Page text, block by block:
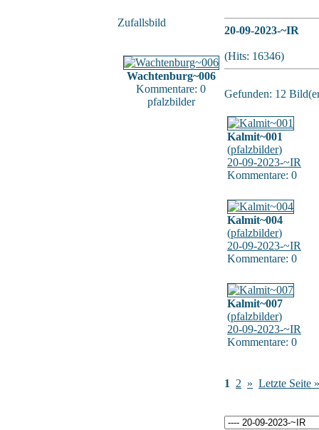
Zufallsbild
Wachtenburg~006
Kommentare: 0
pfalzbilder
20-09-2023-~IR
(Hits: 16346)
Gefunden: 12
Kalmit~001
(pfalzbilder)
20-09-2023-~IR
Kommentare: 0
Kalmit~004
(pfalzbilder)
20-09-2023-~IR
Kommentare: 0
Kalmit~007
(pfalzbilder)
20-09-2023-~IR
Kommentare: 0
1 2 » Letzte Seite »